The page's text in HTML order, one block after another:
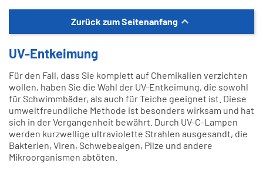
Zurück zum Seitenanfang 
UV-Entkeimung
Für den Fall, dass Sie komplett auf Chemikalien verzichten
wollen, haben Sie die Wahl der UV-Entkeimung, die sowohl
für Schwimmbäder, als auch für Teiche geeignet ist. Diese
umweltfreundliche Methode ist besonders wirksam und hat
sich in der Vergangenheit bewährt. Durch UV-C-Lampen
werden kurzwellige ultraviolette Strahlen ausgesandt, die
Bakterien, Viren, Schwebealgen, Pilze und andere
Mikroorganismen abtöten.